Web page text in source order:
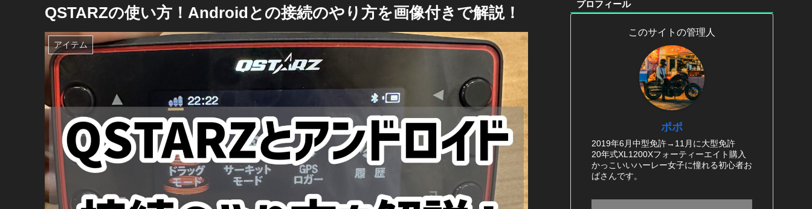
QSTARZの使い方！Androidとの接続のやり方を画像付きで解説！
アイテム
プロフィール
このサイトの管理人
ポポ
2019年6月中型免許→11月に大型免許
20年式XL1200Xフォーティーエイト購入
かっこいいハーレー女子に憧れる初心者お
ばさんです。